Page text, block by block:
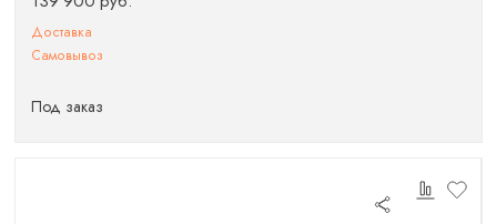
Доставка
Самовывоз
Под заказ